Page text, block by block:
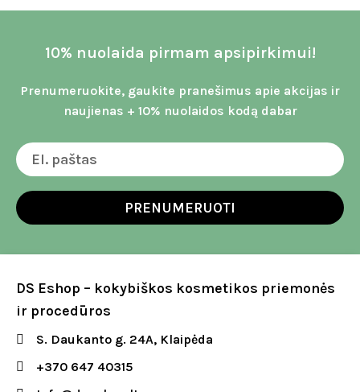
10% nuolaida pirmam apsipirkimui!
Prenumeruokite, gaukite pranešimus apie akcijas ir
naujienas + 10% nuolaidos kodą dabar
PRENUMERUOTI
DS Eshop – kokybiškos kosmetikos priemonės
ir procedūros
S. Daukanto g. 24A, Klaipėda
+370 647 40315